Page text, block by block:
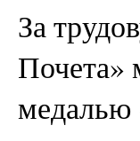
За
Почета»
медалью